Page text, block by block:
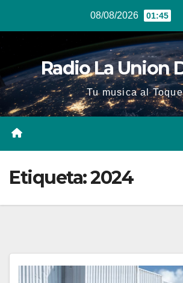
08/08/2026 01:45
Radio La Union
Tu musica al Toque
Etiqueta:2024